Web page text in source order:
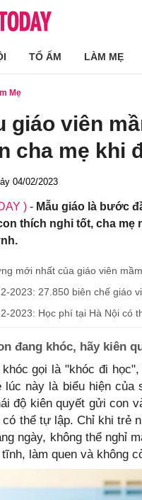
TỔ ẤM LÀM MẸ
Mẹ
giáo viên
cha mẹ khi
04/02/2023
) - Mẫu giáo là bước
thích nghi tốt, cha mẹ
mới nhất của giáo viên
2023: 27.850 biên chế giáo
2023: Học phí tại Hà Nội có
đang khóc, hãy kiên
gọi là "khóc đi
lúc này là biểu hiện
độ kiên quyết gửi con
có thể tự lập. Chỉ khi trẻ
ngày, không thể nghỉ
làm quen và không